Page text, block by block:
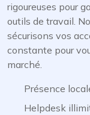
rigoureuses pour
outils de travail.
sécurisons vos
constante pour
marché.
Présence
Helpdesk